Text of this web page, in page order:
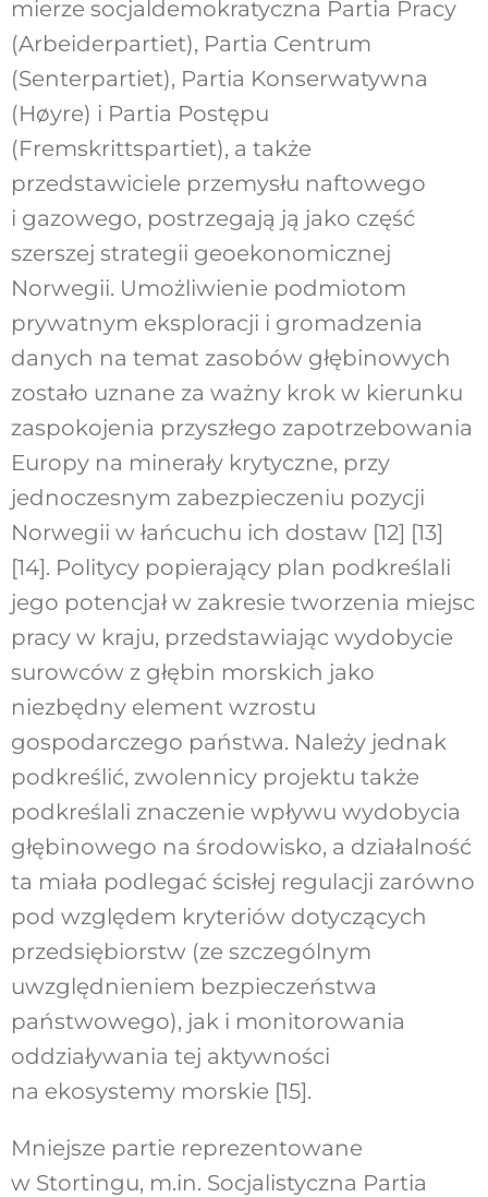
mierze socjaldemokratyczna Partia Pracy
(Arbeiderpartiet), Partia Centrum
(Senterpartiet), Partia Konserwatywna
(Høyre) i Partia Postępu
(Fremskrittspartiet), a także
przedstawiciele przemysłu naftowego
i gazowego, postrzegają ją jako część
szerszej strategii geoekonomicznej
Norwegii. Umożliwienie podmiotom
prywatnym eksploracji i gromadzenia
danych na temat zasobów głębinowych
zostało uznane za ważny krok w kierunku
zaspokojenia przyszłego zapotrzebowania
Europy na minerały krytyczne, przy
jednoczesnym zabezpieczeniu pozycji
Norwegii w łańcuchu ich dostaw [12] [13]
[14]. Politycy popierający plan podkreślali
jego potencjał w zakresie tworzenia miejsc
pracy w kraju, przedstawiając wydobycie
surowców z głębin morskich jako
niezbędny element wzrostu
gospodarczego państwa. Należy jednak
podkreślić, zwolennicy projektu także
podkreślali znaczenie wpływu wydobycia
głębinowego na środowisko, a działalność
ta miała podlegać ścisłej regulacji zarówno
pod względem kryteriów dotyczących
przedsiębiorstw (ze szczególnym
uwzględnieniem bezpieczeństwa
państwowego), jak i monitorowania
oddziaływania tej aktywności
na ekosystemy morskie [15].
Mniejsze partie reprezentowane
w Stortingu, m.in. Socjalistyczna Partia